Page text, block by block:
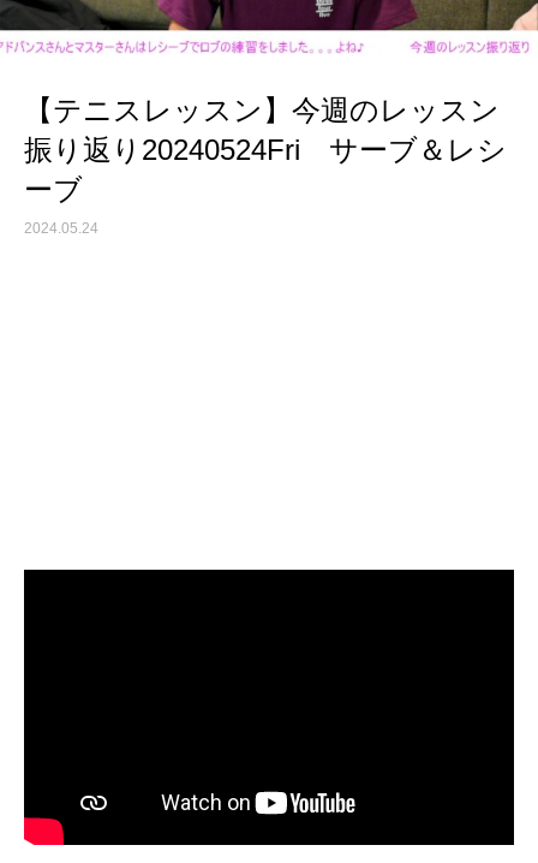
【テニスレッスン】今週のレッスン
振り返り20240524Fri サーブ＆レシ
ーブ
2024.05.24